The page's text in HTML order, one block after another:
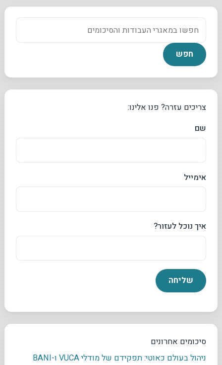
צריכים עזרה? פנו אלינו:
שם
אימייל
איך נוכל לעזור?
סיכומים אחרונים
ניהול בעולם כאוטי: תפקידם של מודלי VUCA ו-BANI